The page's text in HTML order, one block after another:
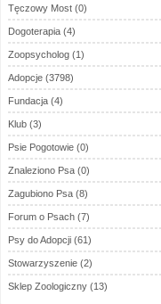
Tęczowy Most (0)
Dogoterapia (4)
Zoopsycholog (1)
Adopcje (3798)
Fundacja (4)
Klub (3)
Psie Pogotowie (0)
Znaleziono Psa (0)
Zagubiono Psa (8)
Forum o Psach (7)
Psy do Adopcji (61)
Stowarzyszenie (2)
Sklep Zoologiczny (13)